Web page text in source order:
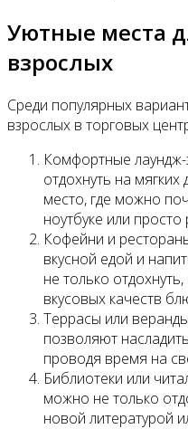
Уютные места
взрослых
Среди популярных
взрослых в торговых
Комфортные лаундж-
отдохнуть на мягких
место, где можно
ноутбуке или просто
Кофейни и
вкусной едой и
не только
вкусовых качеств
Террасы или
позволяют
проводя время на
Библиотеки или
можно не только
новой литературой